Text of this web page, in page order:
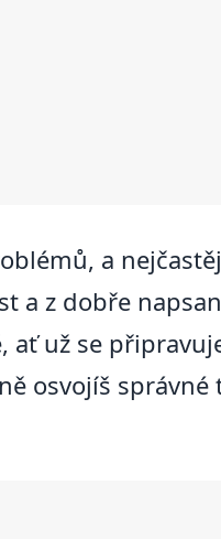
a
a z dobře
ať už se
osvojíš správné